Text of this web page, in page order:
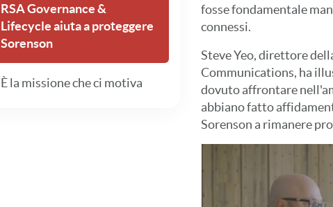
RSA Governance &
Lifecycle aiuta a proteggere
Sorenson
È la missione che ci motiva
fosse fondamentale
connessi.
Steve Yeo, direttore
Communications, ha
dovuto affrontare
abbiano fatto
Sorenson a rimanere